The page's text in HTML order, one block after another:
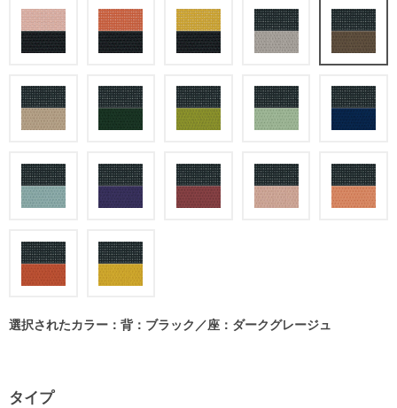
選択されたカラー：背：ブラック／座：ダークグレージュ
タイプ